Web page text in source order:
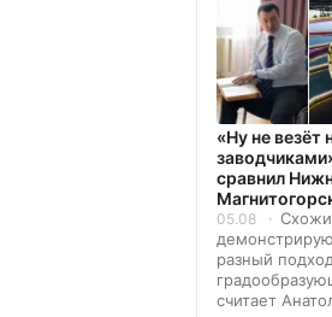
«Ну не везёт
сравнил
05.08
разный
считает